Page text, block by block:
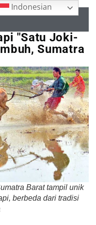
"Satu Joki-
Sumatra
Barat tampil unik
berbeda dari tradisi
Indonesian